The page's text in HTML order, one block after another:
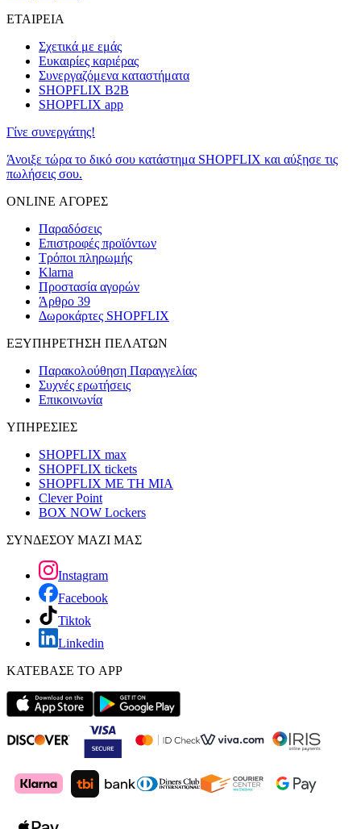
ΕΤΑΙΡΕΙΑ
Σχετικά με εμάς
Ευκαιρίες καριέρας
Συνεργαζόμενα καταστήματα
SHOPFLIX B2B
SHOPFLIX app
Γίνε συνεργάτης!
Άνοιξε τώρα το δικό σου κατάστημα SHOPFLIX και αύξησε τις
πωλήσεις σου.
ONLINE ΑΓΟΡΕΣ
Παραδόσεις
Επιστροφές προϊόντων
Τρόποι πληρωμής
Klarna
Προστασία αγορών
Άρθρο 39
Δωροκάρτες SHOPFLIX
ΕΞΥΠΗΡΕΤΗΣΗ ΠΕΛΑΤΩΝ
Παρακολούθηση Παραγγελίας
Συχνές ερωτήσεις
Επικοινωνία
ΥΠΗΡΕΣΙΕΣ
SHOPFLIX max
SHOPFLIX tickets
SHOPFLIX ΜΕ ΤΗ ΜΙΑ
Clever Point
BOX NOW Lockers
ΣΥΝΔΕΣΟΥ ΜΑΖΙ ΜΑΣ
Instagram
Facebook
Tiktok
Linkedin
ΚΑΤΕΒΑΣΕ ΤΟ APP